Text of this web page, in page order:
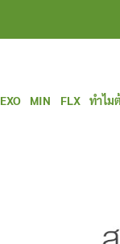
EXO MIN FLX ทำไม